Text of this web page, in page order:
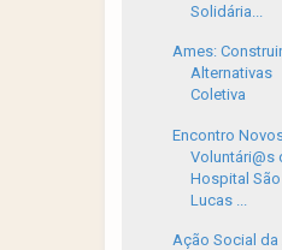
Solidária...
Ames:
Alternativas
Coletiva
Encontro
Voluntári@s
Hospital São
Lucas ...
Ação Social da